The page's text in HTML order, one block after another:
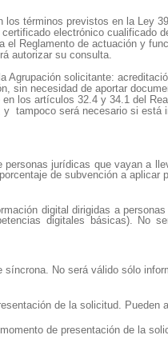
términos previstos en la Ley
electrónico cualificado
Reglamento de actuación y
autorizar su consulta.
Agrupación solicitante: a
sin necesidad de aportar
los artículos 32.4 y 34.1 del
tampoco será necesario si
jurídicas que vayan a
de subvención a aplicar
digital dirigidas a
digitales básicas). No
No será válido sólo
de la solicitud. Pueden
de presentación de la